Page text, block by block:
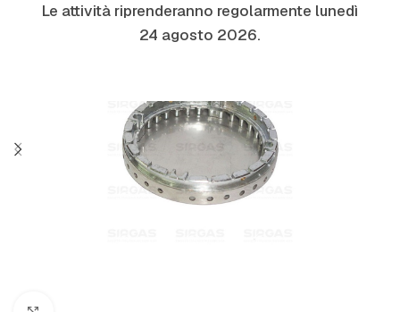
Le attività riprenderanno regolarmente lunedì
24 agosto 2026.